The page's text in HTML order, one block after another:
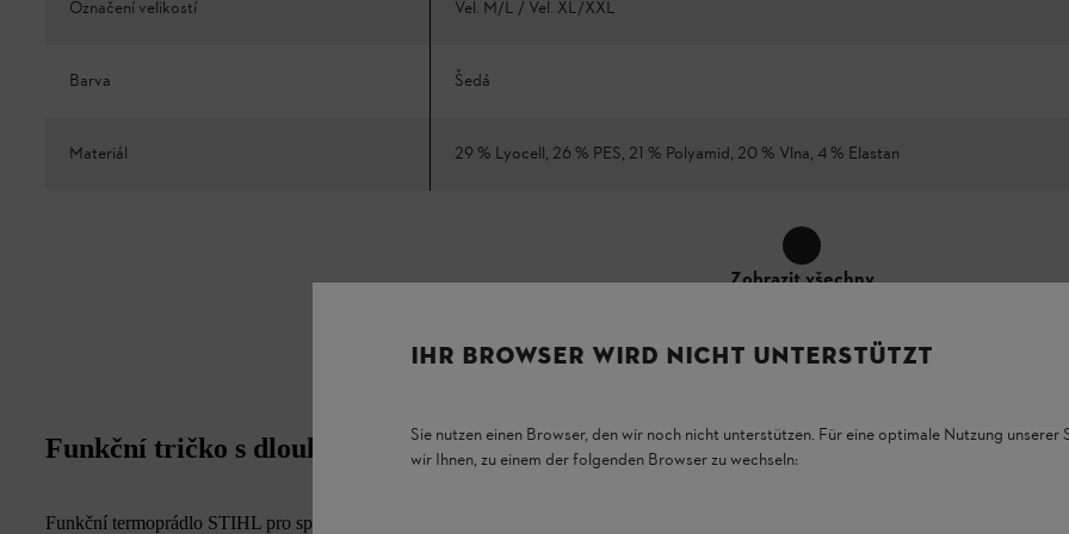
Označení velikostí Vel. M/L / Vel. XL/XXL
Barva Šedá
Materiál 29 % Lyocell, 26 % PES, 21 % Polyamid, 20 % Vlna, 4 % Elastan
Zobrazit všechny
Funkční tričko s dlouhým rukávem WINTER SEASON
Funkční termoprádlo STIHL pro sport a volný čas z elastické směsi lyocellu a merina. Přiléhavé triko s dlouhými
IHR BROWSER WIRD NICHT UNTERSTÜTZT
Sie nutzen einen Browser, den wir noch nicht unterstützen. Für eine optimale Nutzung unserer
wir Ihnen, zu einem der folgenden Browser zu wechseln: